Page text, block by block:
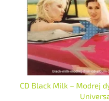
CD Black Milk – Modrej